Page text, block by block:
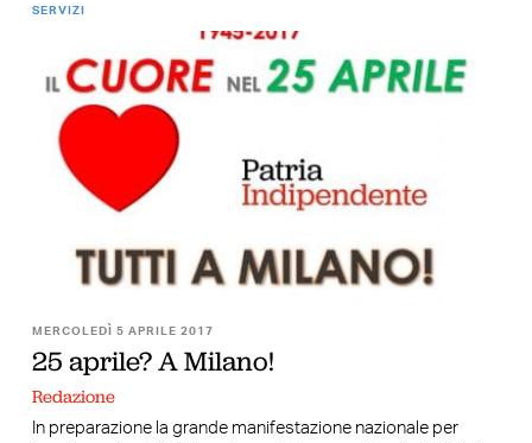
SERVIZI
MERCOLEDÌ 5 APRILE 2017
25 aprile? A Milano!
Redazione
In preparazione la grande manifestazione nazionale per